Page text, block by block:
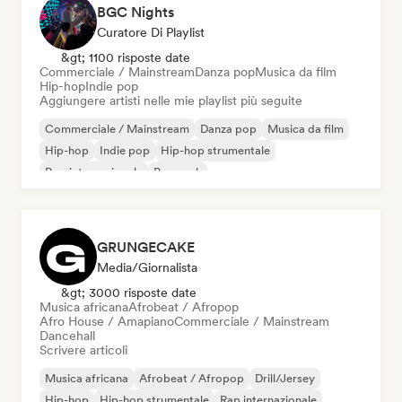
BGC Nights
Curatore Di Playlist
&gt; 1100 risposte date
Commerciale / MainstreamDanza popMusica da film
Hip-hopIndie pop
Aggiungere artisti nelle mie playlist più seguite
Commerciale / Mainstream Danza pop
Musica da film
Hip-hop
Indie pop
Hip-hop strumentale
Pop internazionale
Pop rock
GRUNGECAKE
Media/Giornalista
&gt; 3000 risposte date
Musica africanaAfrobeat / Afropop
Afro House / AmapianoCommerciale / Mainstream
Dancehall
Scrivere articoli
Musica africana Afrobeat / Afropop
Drill/Jersey